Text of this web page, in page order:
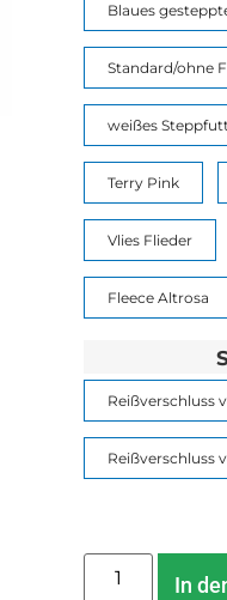
Blaues
Standard/ohne
weißes
Terry Pink
Vlies Flieder
Fleece Altrosa
Reißverschluss
Reißverschluss
In